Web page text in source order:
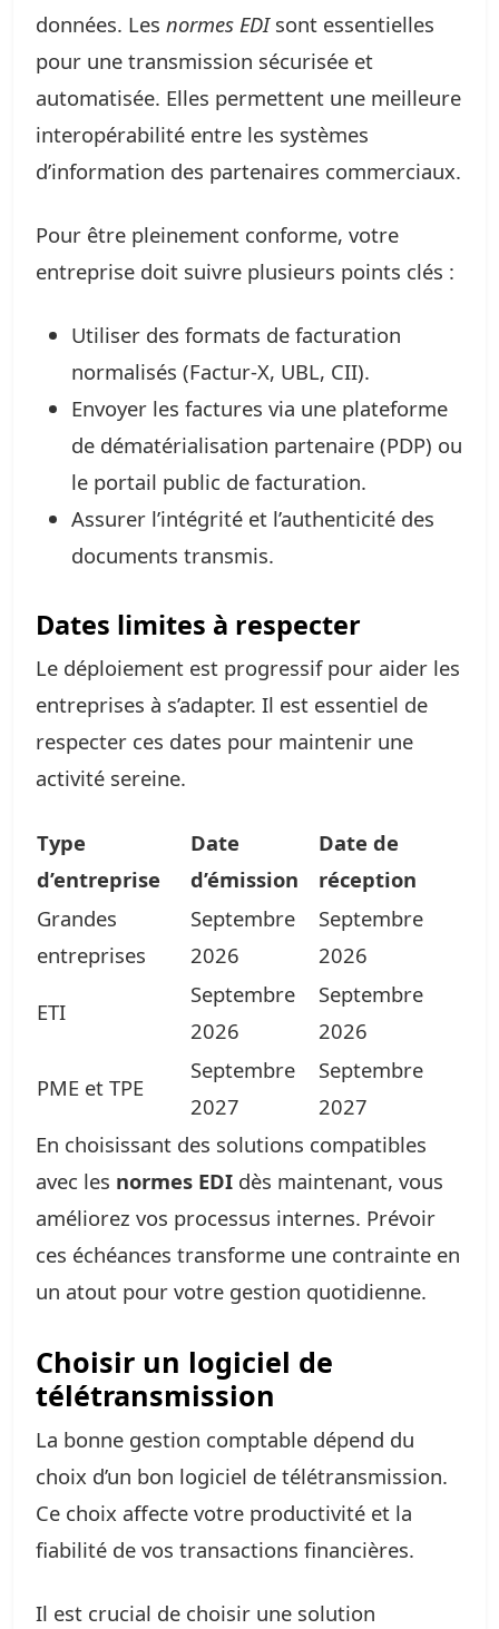
données. Les normes EDIsont essentielles
pour une transmission sécurisée et
automatisée. Elles permettent une meilleure
interopérabilité entre les systèmes
d’information des partenaires commerciaux.
Pour être pleinement conforme, votre
entreprise doit suivre plusieurs points clés :
Utiliser des formats de facturation
normalisés (Factur-X, UBL, CII).
Envoyer les factures via une plateforme
de dématérialisation partenaire (PDP) ou
le portail public de facturation.
Assurer l’intégrité et l’authenticité des
documents transmis.
Dates limites à respecter
Le déploiement est progressif pour aider les
entreprises à s’adapter. Il est essentiel de
respecter ces dates pour maintenir une
activité sereine.
Type
d’entreprise
Date
d’émission
Date de
réception
Grandes
entreprises
Septembre
2026
Septembre
2026
ETI
Septembre
2026
Septembre
2026
PME et TPE
Septembre
2027
Septembre
2027
En choisissant des solutions compatibles
avec les normes EDI dès maintenant, vous
améliorez vos processus internes. Prévoir
ces échéances transforme une contrainte en
un atout pour votre gestion quotidienne.
Choisir un logiciel de
télétransmission
La bonne gestion comptable dépend du
choix d’un bon logiciel de télétransmission.
Ce choix affecte votre productivité et la
fiabilité de vos transactions financières.
Il est crucial de choisir une solution